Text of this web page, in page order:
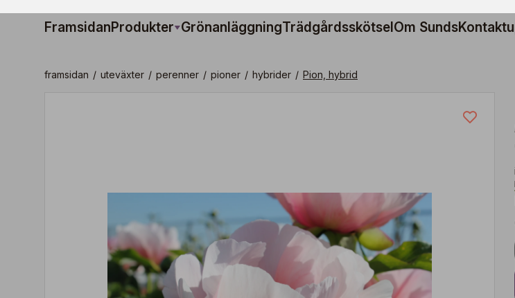
FramsidanProdukter GrönanläggningTrädgårdsskötsel Om Sunds
framsidan / uteväxter / perenner / pioner / hybrider / Pion, hybrid